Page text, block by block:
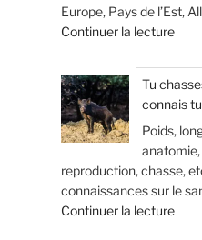
avec
teckel
Europe, Pays de l’Est,
Continuer la lecturede
DE
! »
Tu
connais
Poids,
anatomie,
reproduction, chasse,
connaissances sur le
Continuer la lecturede